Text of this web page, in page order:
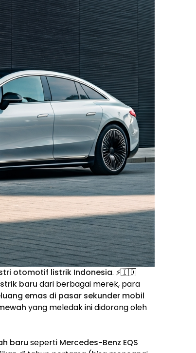
otomotif listrik Indonesia. ⚡🇮🇩
baru dari berbagai merek, para
emas di pasar sekunder mobil
yang meledak ini didorong oleh
baru seperti Mercedes-Benz EQS